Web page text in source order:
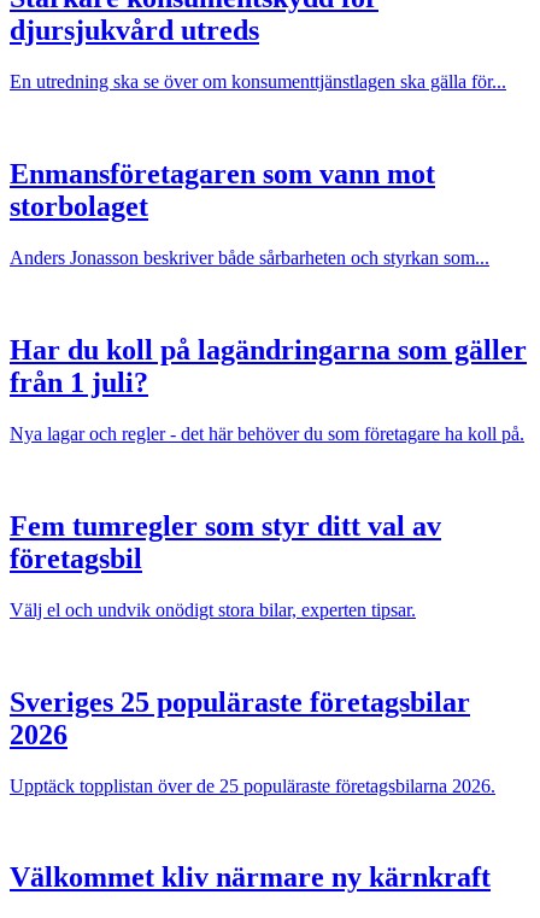
djursjukvård utreds
En utredning ska se över om konsumenttjänstlagen ska gälla för...
Enmansföretagaren som vann mot
storbolaget
Anders Jonasson beskriver både sårbarheten och styrkan som...
Har du koll på lagändringarna som gäller
från 1 juli?
Nya lagar och regler - det här behöver du som företagare ha koll på.
Fem tumregler som styr ditt val av
företagsbil
Välj el och undvik onödigt stora bilar, experten tipsar.
Sveriges 25 populäraste företagsbilar
2026
Upptäck topplistan över de 25 populäraste företagsbilarna 2026.
Välkommet kliv närmare ny kärnkraft